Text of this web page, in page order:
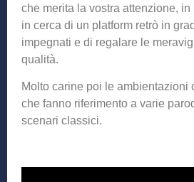
che merita la vostra attenzione,
in cerca di un platform retrò in
impegnati e di regalare le
qualità.
Molto carine poi le ambientazioni
che fanno riferimento a varie
scenari classici.